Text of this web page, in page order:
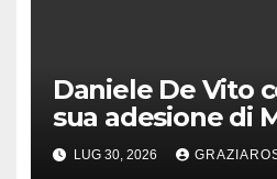
Daniele De Vito
sua adesione di
nel rispetto delle
del 1° Congress
LUG 30, 2026